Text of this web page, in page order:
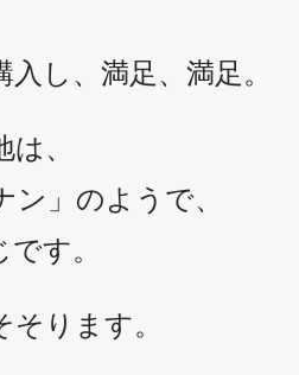
入し、満足、満足。
、
」のようで、
す。
ります。